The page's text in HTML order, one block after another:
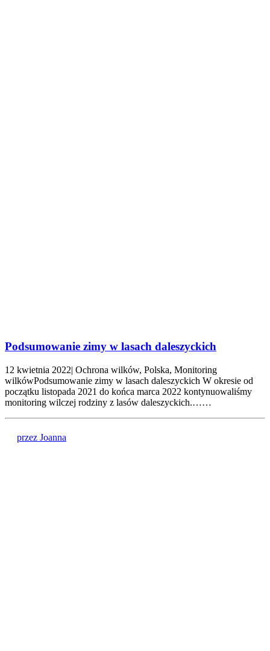
Podsumowanie zimy w lasach daleszyckich
12 kwietnia 2022| Ochrona wilków, Polska, Monitoring
wilkówPodsumowanie zimy w lasach daleszyckich W okresie od
początku listopada 2021 do końca marca 2022 kontynuowaliśmy
monitoring wilczej rodziny z lasów daleszyckich.……
przez Joanna